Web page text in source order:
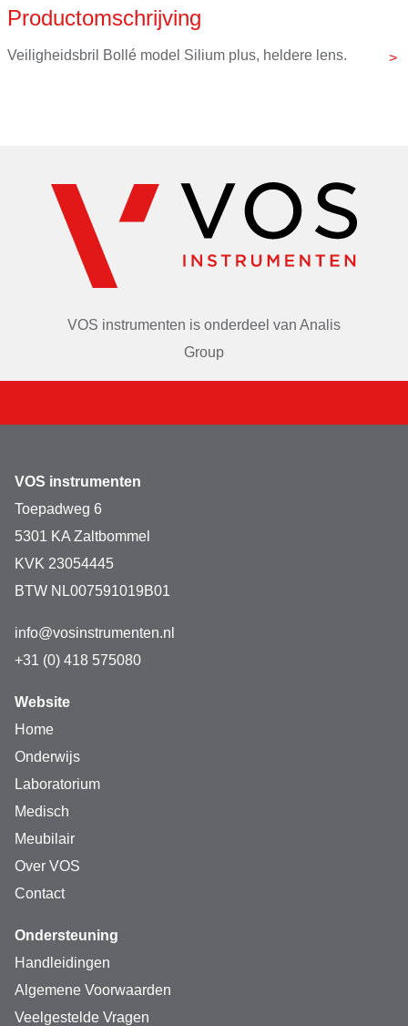
Merk
Productomschrijving
Veiligheidsbril Bollé model Silium plus, heldere lens.
VOS instrumenten is onderdeel van Analis
Group
VOS instrumenten
Toepadweg 6
5301 KA Zaltbommel
KVK 23054445
BTW NL007591019B01
info@vosinstrumenten.nl
+31 (0) 418 575080
Website
Home
Onderwijs
Laboratorium
Medisch
Meubilair
Over VOS
Contact
Ondersteuning
Handleidingen
Algemene Voorwaarden
Veelgestelde Vragen